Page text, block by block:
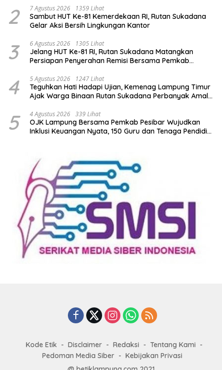
2 7 Agustus 2026 1359 Lihat
Sambut HUT Ke-81 Kemerdekaan RI, Rutan Sukadana
Gelar Aksi Bersih Lingkungan Kantor
3 6 Agustus 2026 1305 Lihat
Jelang HUT Ke-81 RI, Rutan Sukadana Matangkan
Persiapan Penyerahan Remisi Bersama Pemkab
4 5 Agustus 2026 1247 Lihat
Teguhkan Hati Hadapi Ujian, Kemenag Lampung Timur
Ajak Warga Binaan Rutan Sukadana Perbanyak Amal
5 4 Agustus 2026 339 Lihat
OJK Lampung Bersama Pemkab Pesibar Wujudkan
Inklusi Keuangan Nyata, 150 Guru dan Tenaga Pendidik
Kode Etik Disclaimer Redaksi
Tentang Kami
Pedoman Media Siber
Kebijakan Privasi